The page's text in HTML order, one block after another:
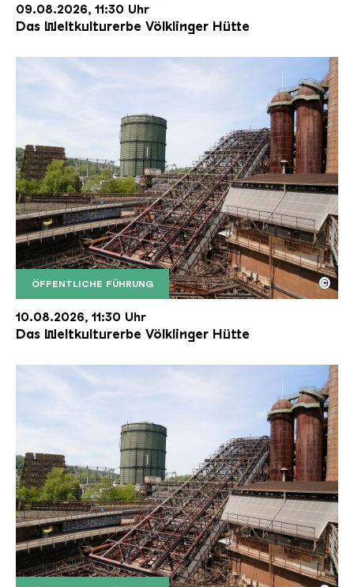
09.08.2026, 11:30 Uhr
Das Weltkulturerbe Völklinger Hütte
ÖFFENTLICHE FÜHRUNG
Der Erzschrägaufzug der Völklinger Hütte mit
Copyright: Weltkulturerbe Völklinger Hütte | Karl
©
10.08.2026, 11:30 Uhr
Das Weltkulturerbe Völklinger Hütte